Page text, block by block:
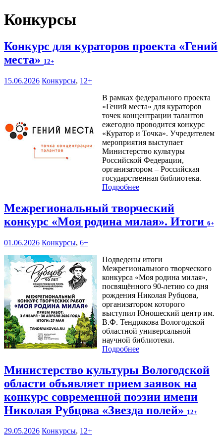
Конкурсы
Конкурс для кураторов проекта «Гений
места» 12+
15.06.2026 Конкурсы, 12+
В рамках федерального проекта
«Гений места» для кураторов
точек концентрации талантов
ежегодно проводится конкурс
«Куратор и Точка». Учредителем
мероприятия выступает
Министерство культуры
Российской Федерации,
организатором – Российская
государственная библиотека.
Подробнее
Межрегиональный творческий
конкурс «Моя родина милая». Итоги 6+
01.06.2026 Конкурсы, 6+
Подведены итоги
Межрегионального творческого
конкурса «Моя родина милая»,
посвящённого 90-летию со дня
рождения Николая Рубцова,
организатором которого
выступил Юношеский центр им.
В.Ф. Тендрякова Вологодской
областной универсальной
научной библиотеки.
Подробнее
Министерство культуры Вологодской
области объявляет прием заявок на
конкурс современной поэзии имени
Николая Рубцова «Звезда полей» 12+
29.05.2026 Конкурсы, 12+